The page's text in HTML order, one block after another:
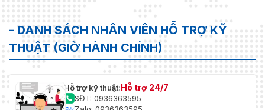
- DANH SÁCH NHÂN VIÊN HỖ TRỢ KỸ
THUẬT (GIỜ HÀNH CHÍNH)
Hỗ trợ kỹ thuật:Hỗ trợ 24/7
SĐT: 0936363595